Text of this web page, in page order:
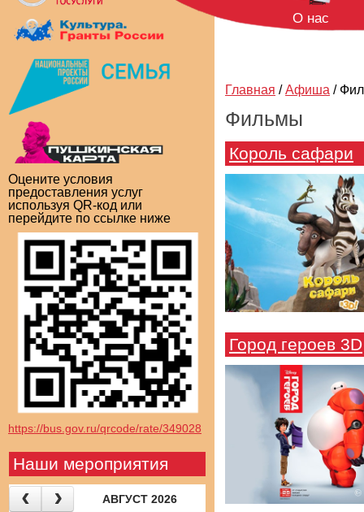
Оцените условия
предоставления услуг
используя QR-код или
перейдите по ссылке ниже
https://bus.gov.ru/qrcode/rate/349028
Наши мероприятия
АВГУСТ 2026
О нас
Главная / Афиша /
Фильмы
Король сафари
Город героев 3D